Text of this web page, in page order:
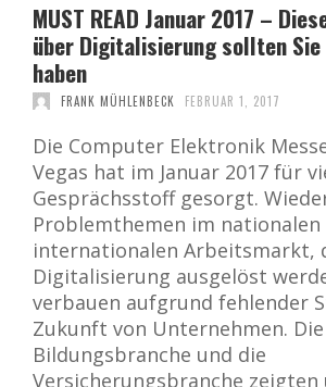
MUST READ Januar 2017 –
über Digitalisierung sollten
haben
FRANK MÜHLENBECK FEBRUAR 1, 2017
Die Computer Elektronik
Vegas hat im Januar 2017 für
Gesprächsstoff gesorgt.
Problemthemen im nationalen
internationalen Arbeitsmarkt,
Digitalisierung ausgelöst
verbauen aufgrund fehlender
Zukunft von Unternehmen. Die
Bildungsbranche und die
Versicherungsbranche zeigten